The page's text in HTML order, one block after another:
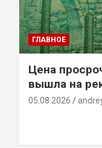
ГЛАВНОЕ
Цена
вышла на
05.08.2026